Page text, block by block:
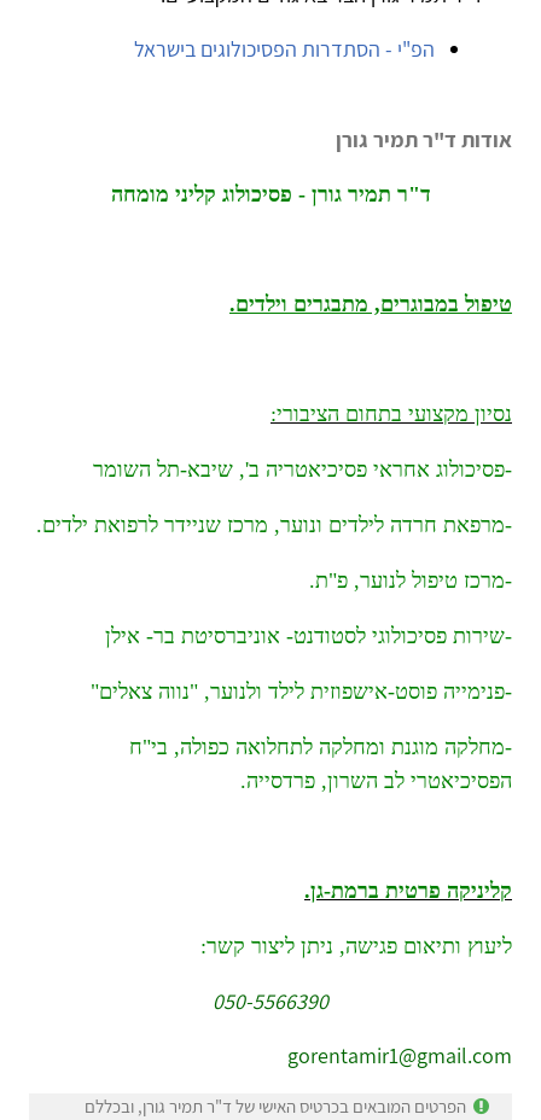
הפ"י - הסתדרות הפסיכולוגים בישראל
אודות ד"ר תמיר גורן
ד"ר תמיר גורן - פסיכולוג קליני מומחה
טיפול במבוגרים, מתבגרים וילדים.
נסיון מקצועי בתחום הציבורי:
-פסיכולוג אחראי פסיכיאטריה ב', שיבא-תל השומר
-מרפאת חרדה לילדים ונוער, מרכז שניידר לרפואת ילדים.
-מרכז טיפול לנוער, פ"ת.
-שירות פסיכולוגי לסטודנט- אוניברסיטת בר- אילן
-פנימייה פוסט-אישפוזית לילד ולנוער, "נווה צאלים"
-מחלקה מוגנת ומחלקה לתחלואה כפולה, בי"ח
הפסיכיאטרי לב השרון, פרדסייה.
קליניקה פרטית ברמת-גן.
ליעוץ ותיאום פגישה, ניתן ליצור קשר:
050-5566390
gorentamir1@gmail.com
הפרטים המובאים בכרטיס האישי של ד"ר תמיר גורן, ובכללם